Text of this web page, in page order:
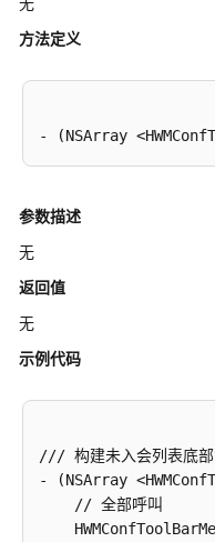
方法定义
参数描述
无
返回值
无
示例代码
/// 构建未入会列表底
- (NSArray
    // 全部呼叫